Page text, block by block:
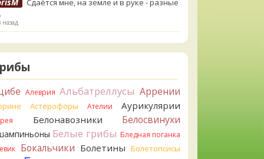
Сдаётся мне, на земле и в руке - разные
назад
Вони не было, но вода и гриб при варке
желтеть. Выкинул. Большое спасибо.
назад
назад
Да. Но они не все безоговорочно
назад
В следующий раз вырвите его
Алеврия Альбатреллусы Аррении
Астерофоры Ателии Аурикулярии
Белонавозники Белосвинухи
Белые грибы Бледная поганка
Бокальчики Болетины Болетопсисы